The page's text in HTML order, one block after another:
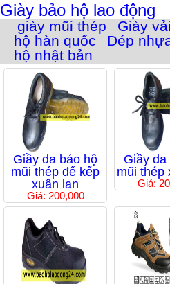
Giày bảo hộ lao động
giày mũi thép Giày
hộ hàn quốc
Dép
hộ nhật bản
Giầy da bảo hộ
mũi thép đế kếp
xuân lan
Giá: 200,000
Giầy da
mũi thép
Giá: